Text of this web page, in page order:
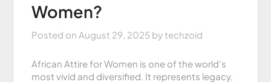
Women?
Posted on August 29, 2025 bytechzoid
African Attire for Women is one of the world’s
most vivid and diversified. It represents legacy,